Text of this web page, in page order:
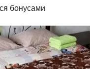
бонусами